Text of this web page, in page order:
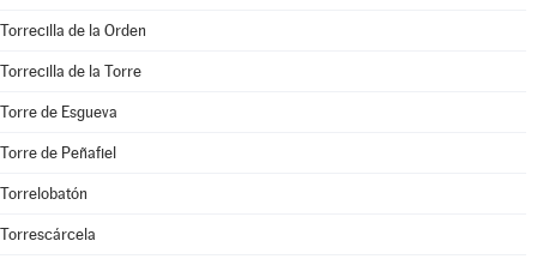
Torrecilla de la Orden
Torrecilla de la Torre
Torre de Esgueva
Torre de Peñafiel
Torrelobatón
Torrescárcela